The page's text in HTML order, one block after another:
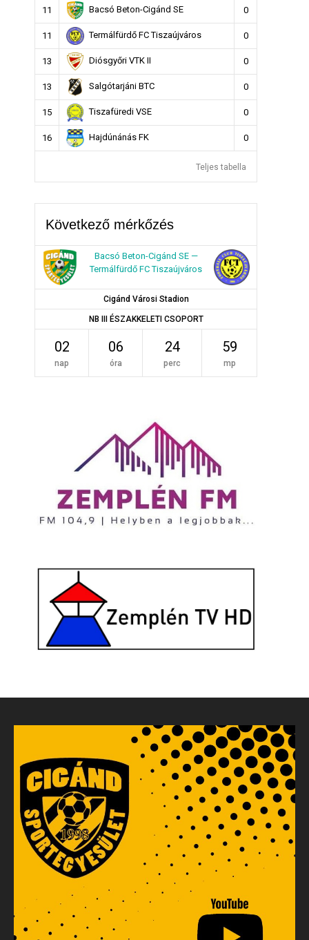
11 Bacsó Beton-Cigánd SE 0
11 Termálfürdő FC Tiszaújváros 0
13 Diósgyőri VTK II 0
13 Salgótarjáni BTC 0
15 Tiszafüredi VSE 0
16 Hajdúnánás FK 0
Teljes tabella
Következő mérkőzés
Bacsó Beton-Cigánd SE —
Termálfürdő FC Tiszaújváros
Cigánd Városi Stadion
NB III ÉSZAKKELETI CSOPORT
02
nap
06
óra
24
perc
58
mp